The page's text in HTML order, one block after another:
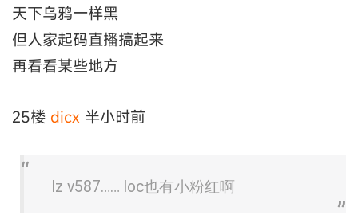
天下乌鸦一样黑
但人家起码直播搞起来
再看看某些地方
25楼 dicx 半小时前
lz v587…… loc也有小粉红啊